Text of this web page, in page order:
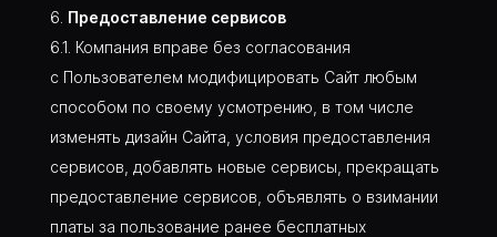
Предоставление сервисов
Компания вправе без согласования
с Пользователем модифицировать Сайт любым
способом по своему усмотрению, в том числе
изменять дизайн Сайта, условия предоставления
сервисов, добавлять новые сервисы, прекращать
предоставление сервисов, объявлять о взимании
платы за пользование ранее бесплатных